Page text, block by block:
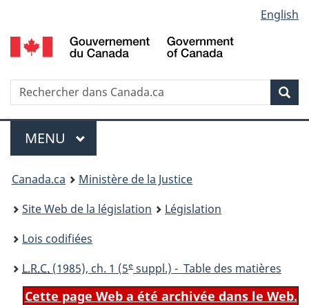
au
contenu
propos
de
la
HTML
simplifiée
selection
English
Recherche
Menu
MENU PRINCIPAL
You
are
here:
Canada.ca
Ministère de la Justice
Site Web de la législation
Législation
Lois codifiées
L.R.C. (1985), ch. 1 (5e suppl.) - Table des matières
Cette page Web a été archivée dans le Web.